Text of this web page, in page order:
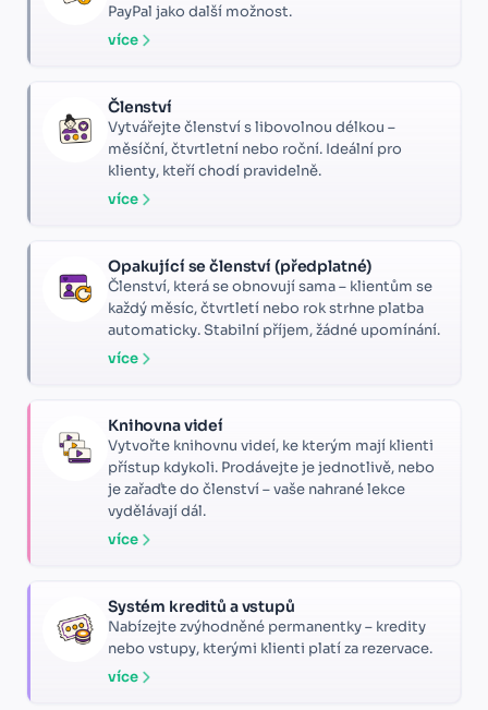
PayPal jako další možnost.
více
Členství
Vytvářejte členství s libovolnou délkou –
měsíční, čtvrtletní nebo roční. Ideální pro
klienty, kteří chodí pravidelně.
více
Opakující se členství (předplatné)
Členství, která se obnovují sama – klientům se
každý měsíc, čtvrtletí nebo rok strhne platba
automaticky. Stabilní příjem, žádné upomínání.
více
Knihovna videí
Vytvořte knihovnu videí, ke kterým mají klienti
přístup kdykoli. Prodávejte je jednotlivě, nebo
je zařaďte do členství – vaše nahrané lekce
vydělávají dál.
více
Systém kreditů a vstupů
Nabízejte zvýhodněné permanentky – kredity
nebo vstupy, kterými klienti platí za rezervace.
více